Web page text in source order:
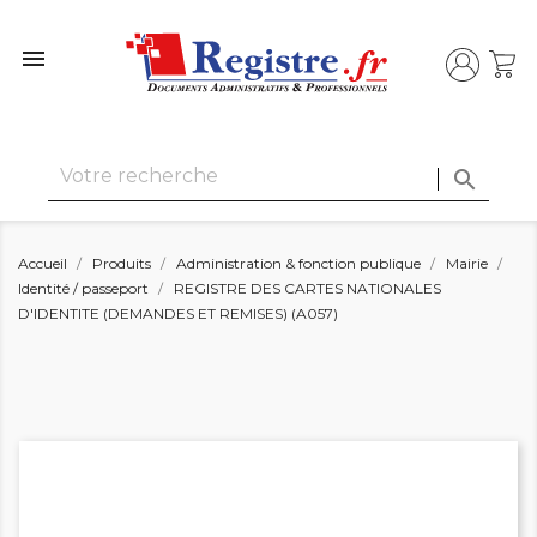


Accueil Produits Administration & fonction publique
Mairie
Identité / passeport
REGISTRE DES CARTES NATIONALES
D'IDENTITE (DEMANDES ET REMISES) (A057)